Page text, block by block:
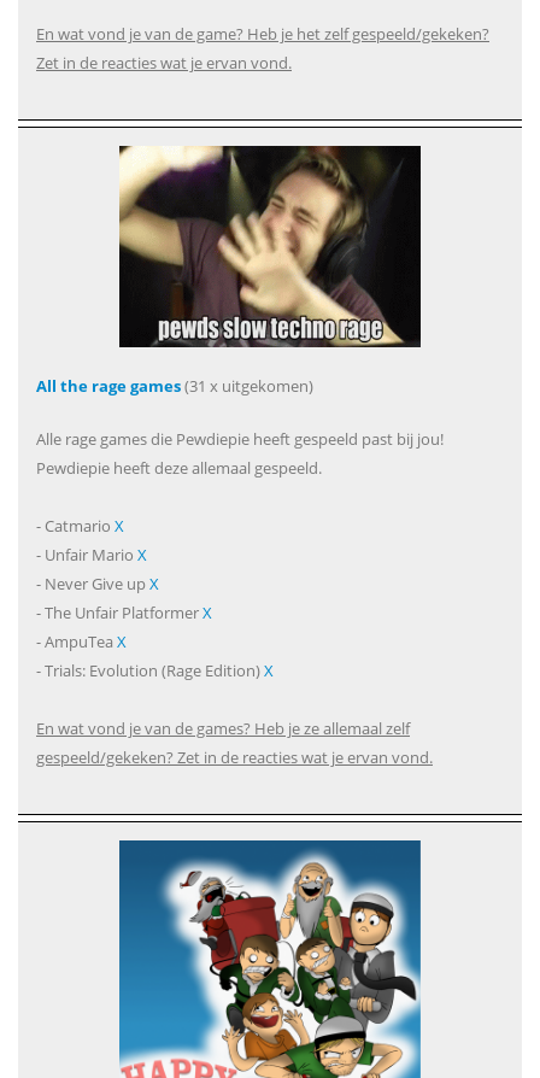
En wat vond je van de game? Heb je het zelf gespeeld/gekeken?
Zet in de reacties wat je ervan vond.
All the rage games(31 x uitgekomen)
Alle rage games die Pewdiepie heeft gespeeld past bij jou!
Pewdiepie heeft deze allemaal gespeeld.
- Catmario X
- Unfair Mario X
- Never Give upX
- The Unfair PlatformerX
- AmpuTea X
- Trials: Evolution (Rage Edition)X
En wat vond je van de games? Heb je ze allemaal zelf
gespeeld/gekeken? Zet in de reacties wat je ervan vond.